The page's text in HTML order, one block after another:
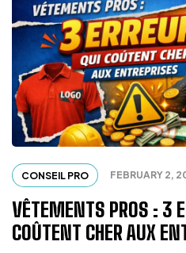
CONSEIL PRO FEBRUARY 2,
VÊTEMENTS PROS : 3
COÛTENT CHER AUX